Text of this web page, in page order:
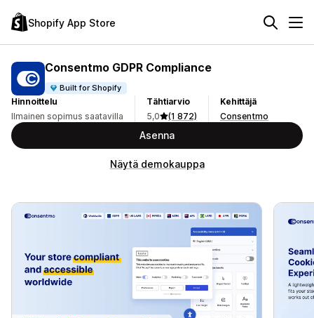
Shopify App Store
Consentmo GDPR Compliance
Built for Shopify
Hinnoittelu
Ilmainen sopimus saatavilla
Tähtiarvio
5,0
(1 872)
Kehittäjä
Consentmo
Asenna
Näytä demokauppa